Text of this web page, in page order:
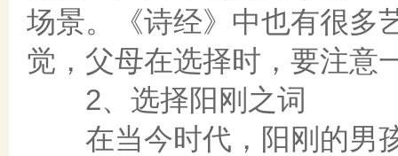
场景。《诗经》中也有很多
觉，父母在选择时，要注意
2、选择阳刚之词
在当今时代，阳刚的男孩